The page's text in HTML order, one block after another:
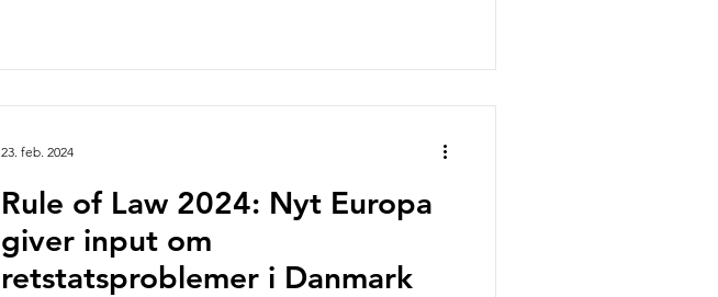
Rule of Law 2024: Nyt Europa
giver input om
retstatsproblemer i Danmark
23. feb. 2024